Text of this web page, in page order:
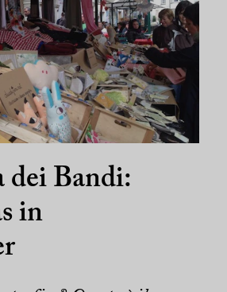
dei Bandi:
in